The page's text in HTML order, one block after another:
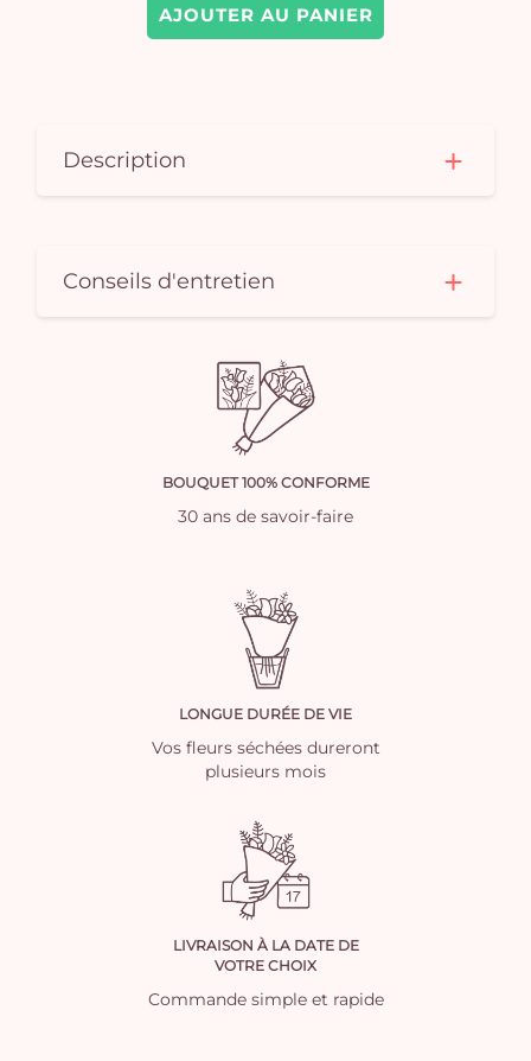
AJOUTER AU PANIER
Description
Conseils d'entretien
BOUQUET 100% CONFORME
30 ans de savoir-faire
LONGUE DURÉE DE VIE
Vos fleurs séchées dureront
plusieurs mois
LIVRAISON À LA DATE DE
VOTRE CHOIX
Commande simple et rapide